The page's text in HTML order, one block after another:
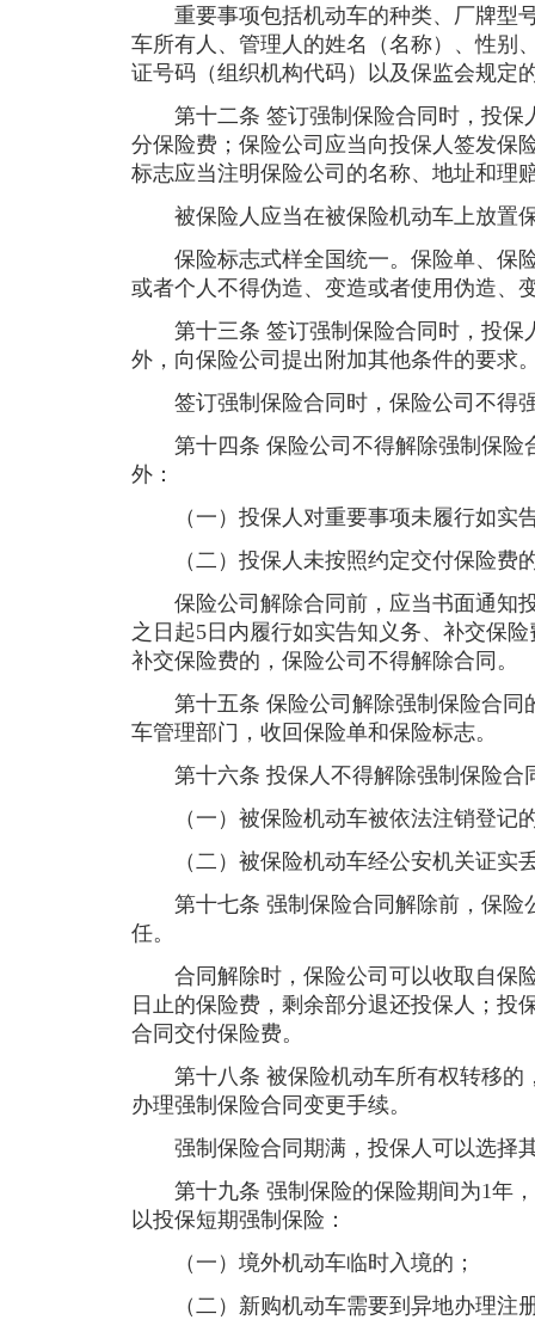
重要事项包括机动车的种类、厂牌型
车所有人、管理人的姓名（名称）、性别
证号码（组织机构代码）以及保监会规定
第十二条 签订强制保险合同时，投保
分保险费；保险公司应当向投保人签发保
标志应当注明保险公司的名称、地址和理
被保险人应当在被保险机动车上放置
保险标志式样全国统一。保险单、保
或者个人不得伪造、变造或者使用伪造、
第十三条 签订强制保险合同时，投保
外，向保险公司提出附加其他条件的要求
签订强制保险合同时，保险公司不得
第十四条 保险公司不得解除强制保险
外：
（一）投保人对重要事项未履行如实
（二）投保人未按照约定交付保险费
保险公司解除合同前，应当书面通知
之日起5日内履行如实告知义务、补交保
补交保险费的，保险公司不得解除合同。
第十五条 保险公司解除强制保险合同
车管理部门，收回保险单和保险标志。
第十六条 投保人不得解除强制保险合
（一）被保险机动车被依法注销登记
（二）被保险机动车经公安机关证实
第十七条 强制保险合同解除前，保险
任。
合同解除时，保险公司可以收取自保
日止的保险费，剩余部分退还投保人；投
合同交付保险费。
第十八条 被保险机动车所有权转移的
办理强制保险合同变更手续。
强制保险合同期满，投保人可以选择
第十九条 强制保险的保险期间为1年，
以投保短期强制保险：
（一）境外机动车临时入境的；
（二）新购机动车需要到异地办理注